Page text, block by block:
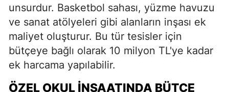
unsurdur. Basketbol sahası, yüzme havuzu
ve sanat atölyeleri gibi alanların inşası ek
maliyet oluşturur. Bu tür tesisler için
bütçeye bağlı olarak 10 milyon TL'ye kadar
ek harcama yapılabilir.
ÖZEL OKUL İNŞAATINDA BÜTÇE